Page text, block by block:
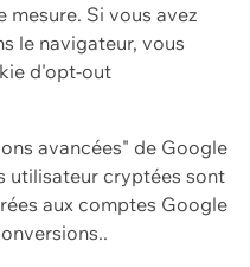
mesure. Si vous avez
le navigateur, vous
d'opt-out
avancées" de Google
utilisateur cryptées sont
aux comptes Google